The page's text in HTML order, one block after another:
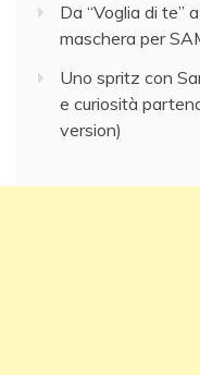
Da “Voglia di te”
maschera per
Uno spritz con
e curiosità
version)